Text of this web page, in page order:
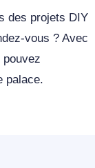
des projets DIY
vous ? Avec
palace.